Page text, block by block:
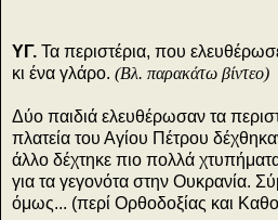
ΥΓ. Τα περιστέρια, που
κι ένα γλάρο. (Βλ. παρακάτω βίντεο)
Δύο παιδιά ελευθέρωσαν τα
πλατεία του Αγίου Πέτρου
άλλο δέχτηκε πιο πολλά
για τα γεγονότα στην Ουκρανία.
όμως... (περί Ορθοδοξίας και